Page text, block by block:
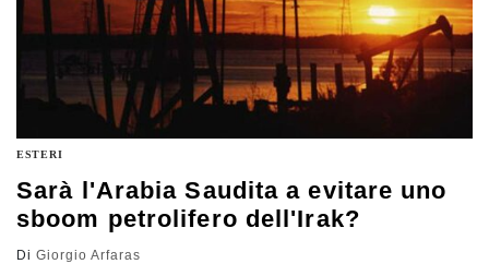
ESTERI
Sarà l'Arabia Saudita a evitare uno
sboom petrolifero dell'Irak?
Di Giorgio Arfaras